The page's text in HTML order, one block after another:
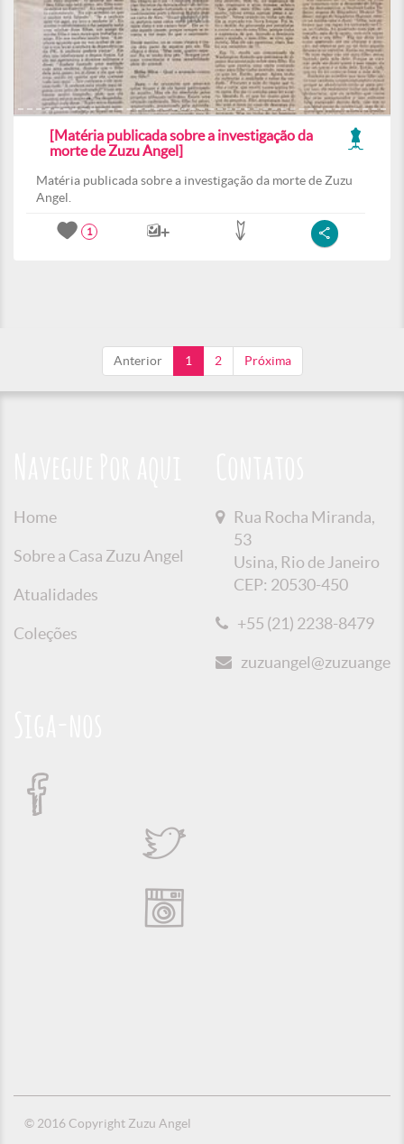
[Matéria publicada sobre a investigação da
morte de Zuzu Angel]
Matéria publicada sobre a investigação da morte de Zuzu
Angel.
1
Anterior 1 2 Próxima
Home
Sobre a Casa Zuzu Angel
Atualidades
Coleções
Rua Rocha Miranda,
53
Usina, Rio de Janeiro
CEP: 20530-450
+55 (21) 2238-8479
© 2016 Copyright Zuzu Angel